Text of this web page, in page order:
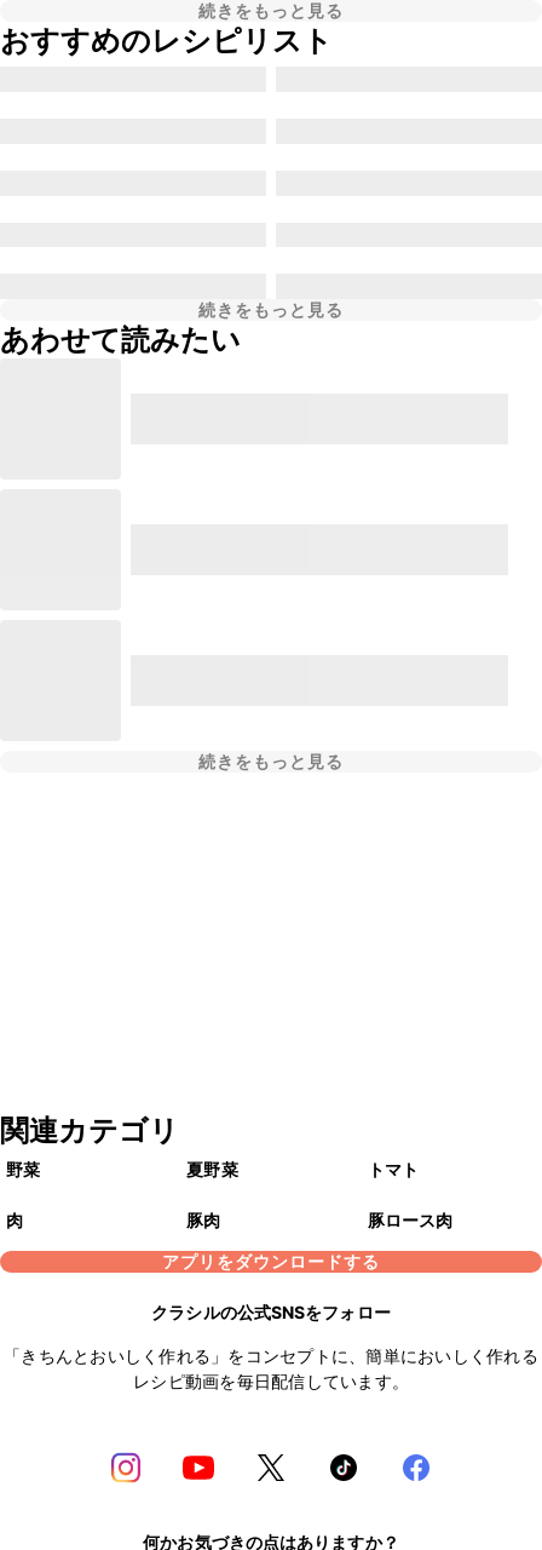
続きをもっと見る
おすすめのレシピリスト
続きをもっと見る
あわせて読みたい
続きをもっと見る
関連カテゴリ
野菜 夏野菜 トマト
肉 豚肉
豚ロース肉
アプリをダウンロードする
クラシルの公式SNSをフォロー
「きちんとおいしく作れる」をコンセプトに、簡単においしく作れる
レシピ動画を毎日配信しています。
何かお気づきの点はありますか？